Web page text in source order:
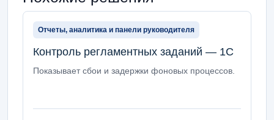
Отчеты, аналитика и панели руководителя
Контроль регламентных заданий — 1С
Показывает сбои и задержки фоновых процессов.